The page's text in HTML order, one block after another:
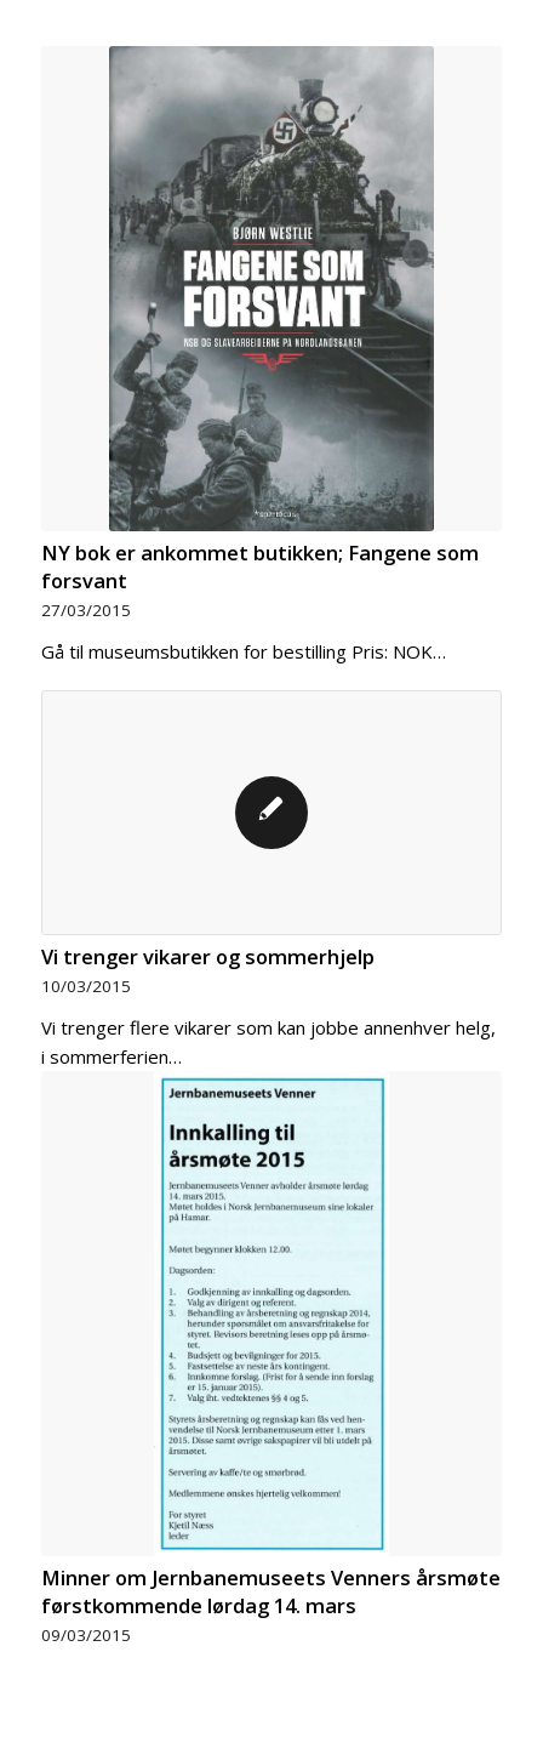
NY bok er ankommet butikken; Fangene som
forsvant
27/03/2015
Gå til museumsbutikken for bestilling Pris: NOK…
Vi trenger vikarer og sommerhjelp
10/03/2015
Vi trenger flere vikarer som kan jobbe annenhver helg,
i sommerferien…
Minner om Jernbanemuseets Venners årsmøte
førstkommende lørdag 14. mars
09/03/2015